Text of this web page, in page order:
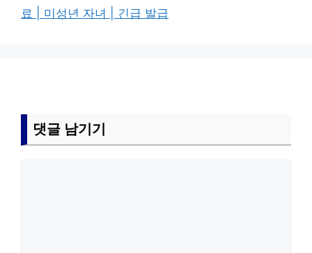
료 | 미성년 자녀 | 긴급 발급
댓글 남기기